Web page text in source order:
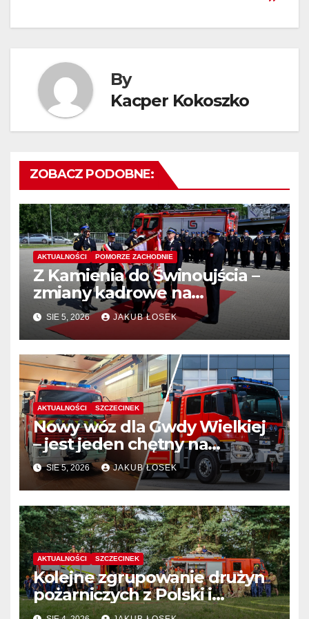
By
Kacper Kokoszko
ZOBACZ PODOBNE:
AKTUALNOŚCI POMORZE ZACHODNIE
Z Kamienia do Świnoujścia –
zmiany kadrowe na
stanowiskach komendantów
SIE 5, 2026 JAKUB ŁOSEK
AKTUALNOŚCI SZCZECINEK
Nowy wóz dla Gwdy Wielkiej
– jest jeden chętny na
dostawę
SIE 5, 2026 JAKUB ŁOSEK
AKTUALNOŚCI SZCZECINEK
Kolejne zgrupowanie drużyn
pożarniczych z Polski i
Niemiec w regionie